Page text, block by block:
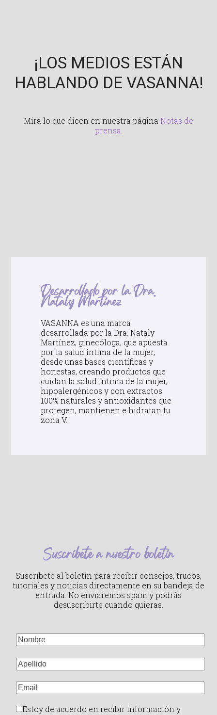
¡LOS MEDIOS ESTÁN
HABLANDO DE VASANNA!
Mira lo que dicen en nuestra página Notas de
prensa.
Desarrollado por la Dra.
Nataly Martínez
VASANNA es una marca
desarrollada por la Dra. Nataly
Martínez, ginecóloga, que apuesta
por la salud íntima de la mujer,
desde unas bases científicas y
honestas, creando productos que
cuidan la salud íntima de la mujer,
hipoalergénicos y con extractos
100% naturales y antioxidantes que
protegen, mantienen e hidratan tu
zona V.
Suscríbete a nuestro boletín
Suscríbete al boletín para recibir consejos, trucos,
tutoriales y noticias directamente en su bandeja de
entrada. No enviaremos spam y podrás
desuscribirte cuando quieras.
Estoy de acuerdo en recibir información y